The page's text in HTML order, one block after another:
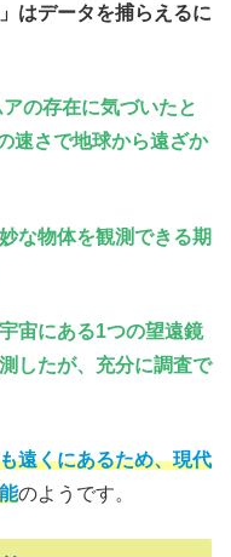
はデータを捕らえるに
の存在に気づいたと
速さで地球から遠ざか
な物体を観測できる期
宙にある1つの望遠鏡
したが、充分に調査で
遠くにあるため、現代
のようです。